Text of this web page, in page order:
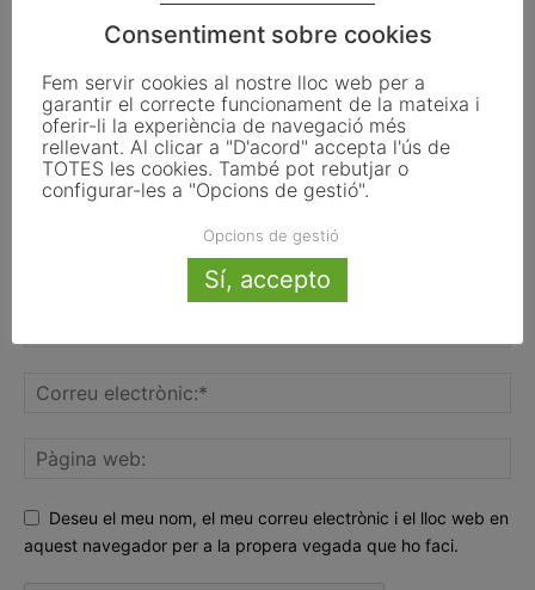
Deseu el meu nom, el meu correu electrònic i el lloc web en
aquest navegador per a la propera vegada que ho faci.
Consentiment sobre cookies
Fem servir cookies al nostre lloc web per a
garantir el correcte funcionament de la mateixa i
oferir-li la experiència de navegació més
rellevant. Al clicar a "D'acord" accepta l'ús de
TOTES les cookies. També pot rebutjar o
configurar-les a "Opcions de gestió".
Opcions de gestió
Sí, accepto